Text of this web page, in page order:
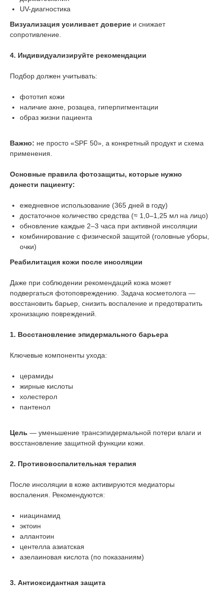
UV-диагностика
Визуализация усиливает доверие и снижает
сопротивление.
4. Индивидуализируйте рекомендации
Подбор должен учитывать:
фототип кожи
наличие акне, розацеа, гиперпигментации
образ жизни пациента
Важно: не просто «SPF 50», а конкретный продукт и схема
применения.
Основные правила фотозащиты, которые нужно
донести пациенту:
ежедневное использование (365 дней в году)
достаточное количество средства (≈ 1,0–1,25 мл на лицо)
обновление каждые 2–3 часа при активной инсоляции
комбинирование с физической защитой (головные уборы,
очки)
Реабилитация кожи после инсоляции
Даже при соблюдении рекомендаций кожа может
подвергаться фотоповреждению. Задача косметолога —
восстановить барьер, снизить воспаление и предотвратить
хронизацию повреждений.
1. Восстановление эпидермального барьера
Ключевые компоненты ухода:
церамиды
жирные кислоты
холестерол
пантенол
Цель — уменьшение трансэпидермальной потери влаги и
восстановление защитной функции кожи.
2. Противовоспалительная терапия
После инсоляции в коже активируются медиаторы
воспаления. Рекомендуются:
ниацинамид
эктоин
аллантоин
центелла азиатская
азелаиновая кислота (по показаниям)
3. Антиоксидантная защита